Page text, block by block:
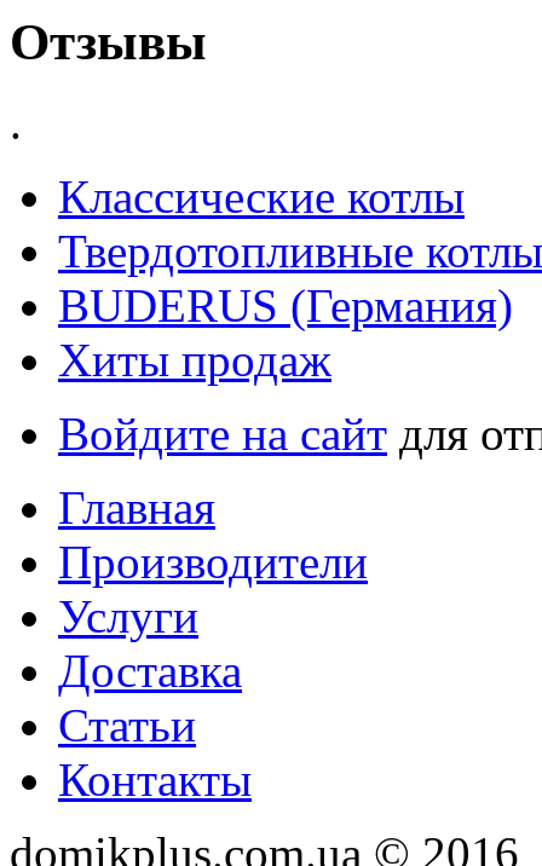
Отзывы
.
Классические котлы
Твердотопливные котлы
BUDERUS (Германия)
Хиты продаж
Войдите на сайт для
Главная
Производители
Услуги
Доставка
Статьи
Контакты
domikplus.com.ua © 2016